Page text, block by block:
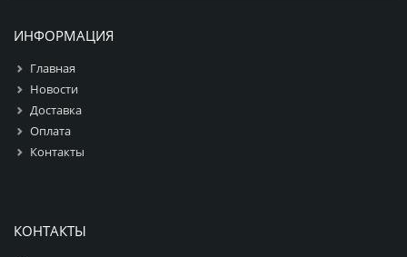
ИНФОРМАЦИЯ
Главная
Новости
Доставка
Оплата
Контакты
КОНТАКТЫ